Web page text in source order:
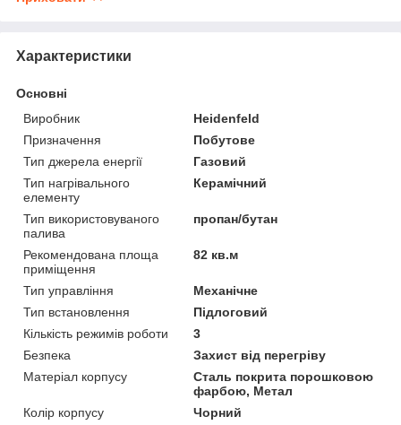
Характеристики
Основні
Виробник
Heidenfeld
Призначення
Побутове
Тип джерела енергії
Газовий
Тип нагрівального
елементу
Керамічний
Тип використовуваного
палива
пропан/бутан
Рекомендована площа
приміщення
82 кв.м
Тип управління
Механічне
Тип встановлення
Підлоговий
Кількість режимів роботи
3
Безпека
Захист від перегріву
Матеріал корпусу
Сталь покрита порошковою
фарбою, Метал
Колір корпусу
Чорний